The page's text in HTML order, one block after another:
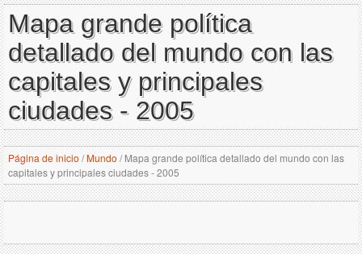
Mapa grande política
detallado del mundo con las
capitales y principales
ciudades - 2005
Página de inicio /Mundo /Mapa grande política detallado del mundo con las
capitales y principales ciudades - 2005